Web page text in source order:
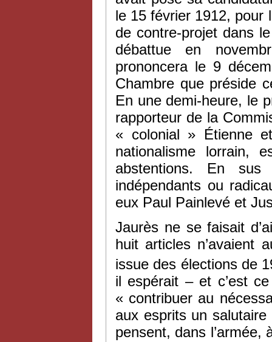
le 15 février 1912, pour
de contre-projet dans
débattue en
prononcera le 9
Chambre que préside
En une demi-heure, le
rapporteur de la
« colonial » Étienne
nationalisme lorrain,
abstentions. En
indépendants ou
eux Paul Painlevé et
Jaurès ne se faisait
huit articles n’avaient
issue des élections de
il espérait – et c’est
« contribuer au
aux esprits un
pensent, dans l’armée,